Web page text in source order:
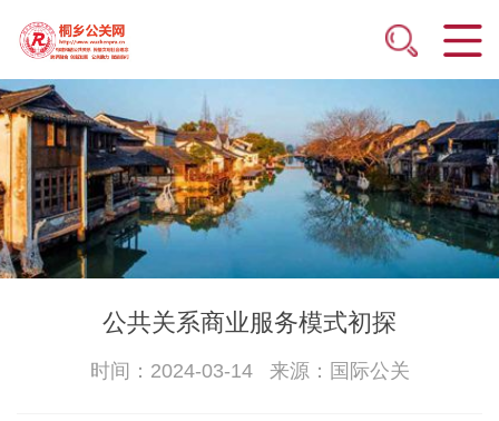
公共关系商业服务模式初探
时间：2024-03-14 来源：国际公关